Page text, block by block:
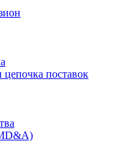
цепочка поставок